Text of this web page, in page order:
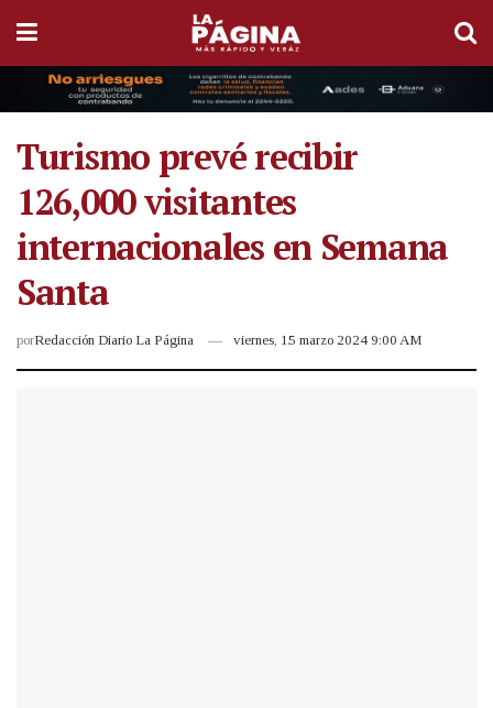
Turismo prevé recibir
126,000 visitantes
internacionales en Semana
Santa
porRedacción Diario La Página viernes, 15 marzo 2024 9:00 AM